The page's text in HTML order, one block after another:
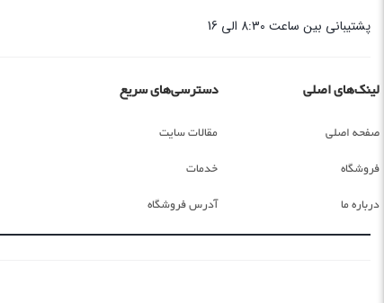
پشتیبانی بین ساعت 8:30 الی 16
لینک‌های اصلی
صفحه اصلی
فروشگاه
درباره ما
دسترسی‌های سریع
مقالات سایت
خدمات
آدرس فروشگاه